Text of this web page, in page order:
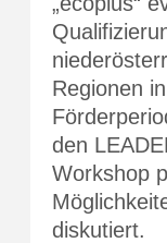
Regionen
den
Workshop
diskutiert.